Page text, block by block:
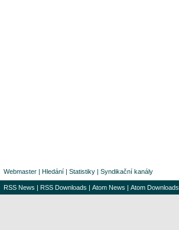
Webmaster | Hledání | Statistiky | Syndikační kanály
RSS News | RSS Downloads | Atom News | Atom Downloads